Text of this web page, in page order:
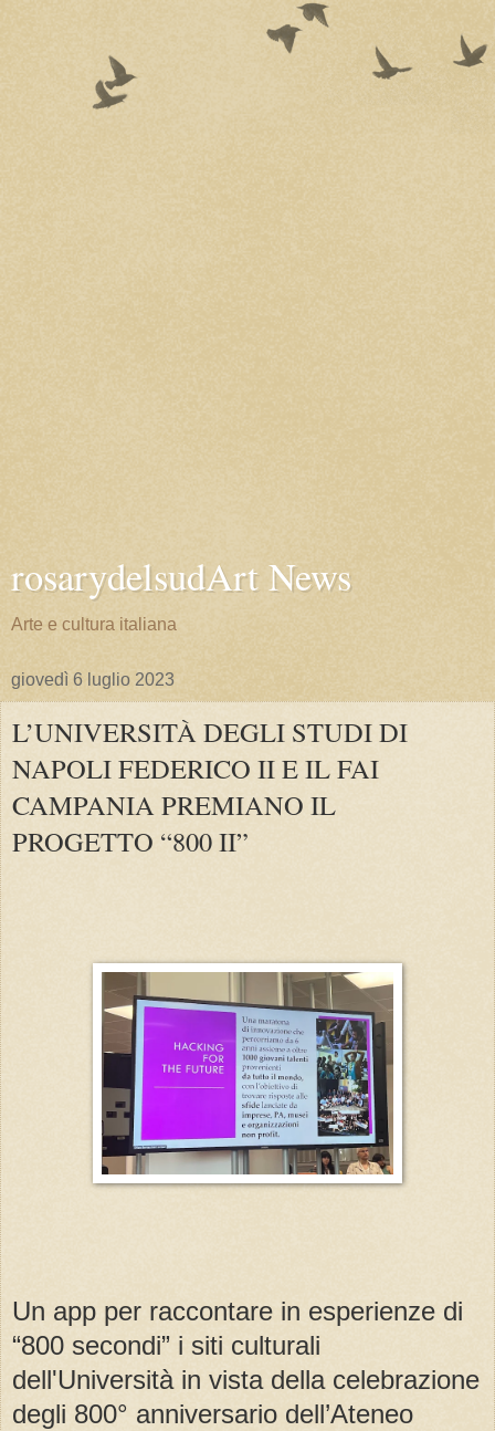
rosarydelsudArt News
Arte e cultura italiana
giovedì 6 luglio 2023
L’UNIVERSITÀ DEGLI STUDI DI
NAPOLI FEDERICO II E IL FAI
CAMPANIA PREMIANO IL
PROGETTO “800 II”
Un app per raccontare in esperienze di
“800 secondi” i siti culturali
dell'Università in vista della celebrazione
degli 800° anniversario dell’Ateneo